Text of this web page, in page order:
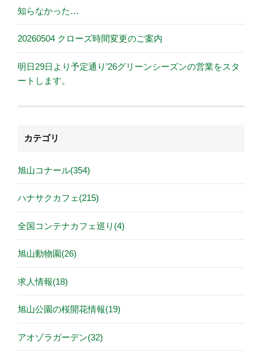
知らなかった…
20260504 クローズ時間変更のご案内
明日29日より予定通り’26グリーンシーズンの営業をスタ
ートします。
カテゴリ
旭山コナール(354)
ハナサクカフェ(215)
全国コンテナカフェ巡り(4)
旭山動物園(26)
求人情報(18)
旭山公園の桜開花情報(19)
アオゾラガーデン(32)